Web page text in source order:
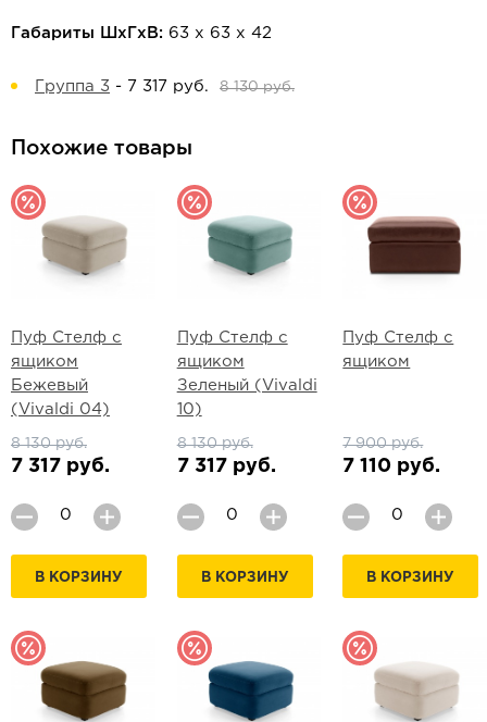
Габариты ШхГхВ: 63 х 63 х 42
Группа 3 - 7 317 руб. 8 130 руб.
Похожие товары
Пуф Стелф с
ящиком
Бежевый
(Vivaldi 04)
8 130 руб.
7 317 руб.
В КОРЗИНУ
Пуф Стелф с
ящиком
Зеленый (Vivaldi
10)
8 130 руб.
7 317 руб.
В КОРЗИНУ
Пуф Стелф с
ящиком
7 900 руб.
7 110 руб.
В КОРЗИНУ